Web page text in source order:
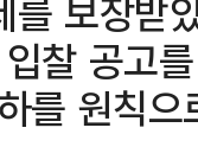
보장받
찰 공고
를 원칙